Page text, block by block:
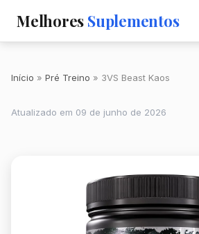
Melhores Suplementos
Início Pré Treino 3VS Beast Kaos
Atualizado em 09 de junho de 2026